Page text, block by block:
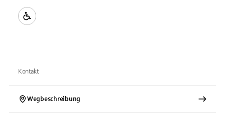
Kontakt
Wegbeschreibung